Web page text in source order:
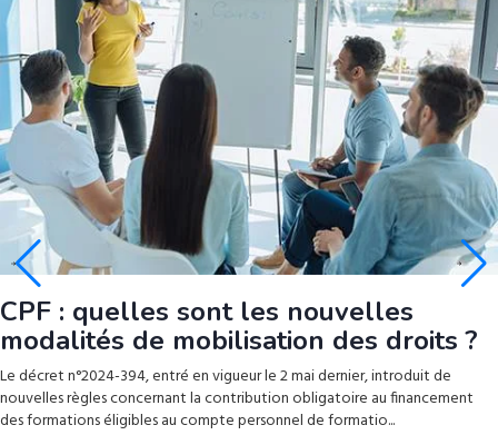
CPF : quelles sont les nouvelles
modalités de mobilisation des droits ?
Le décret n°2024-394, entré en vigueur le 2 mai dernier, introduit de
nouvelles règles concernant la contribution obligatoire au financement
des formations éligibles au compte personnel de formatio...